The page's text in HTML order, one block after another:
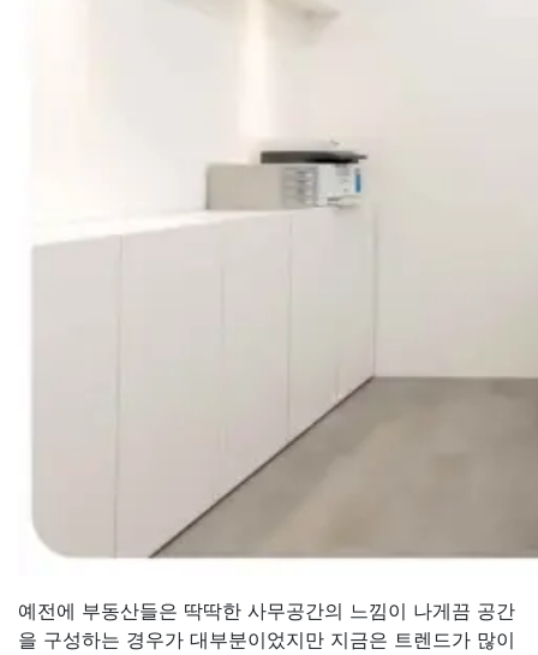
예전에 부동산들은 딱딱한 사무공간의 느낌이 나게끔 공간
을 구성하는 경우가 대부분이었지만 지금은 트렌드가 많이